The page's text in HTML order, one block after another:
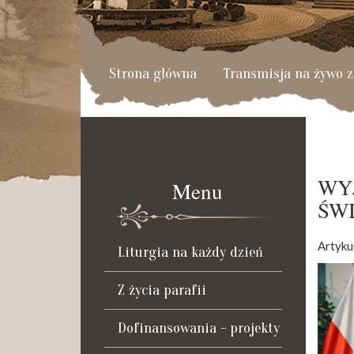
Strona główna Transmisja na żywo z
Menu
Liturgia na każdy dzień
Z życia parafii
Dofinansowania - projekty